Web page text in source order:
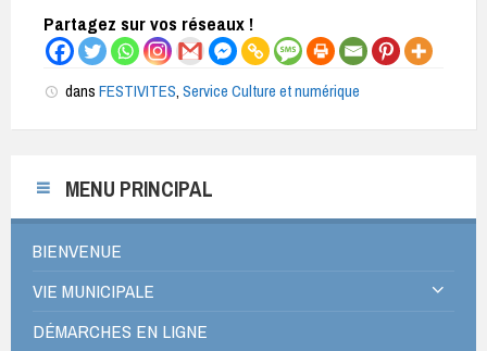
Partagez sur vos réseaux !
dans FESTIVITES, Service Culture et numérique
MENU PRINCIPAL
BIENVENUE
VIE MUNICIPALE
DÉMARCHES EN LIGNE